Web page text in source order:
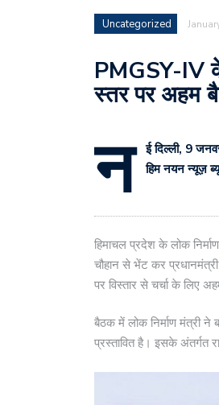
Uncategorized
PMGSY-IV
स्तर पर अहम
न
ई दिल्ली, 9
हिम नयन न्यूज़
हिमाचल प्रदेश के लोक
चौहान से भेंट कर
पर विस्तार से चर्चा के लिए
बैठक में लोक निर्माण मंत्री
प्रस्तावित है। इसके अंतर्गत